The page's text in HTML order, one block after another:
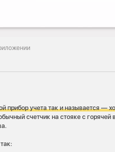
прибор учета так и называется —
счетчик на стояке с горячей